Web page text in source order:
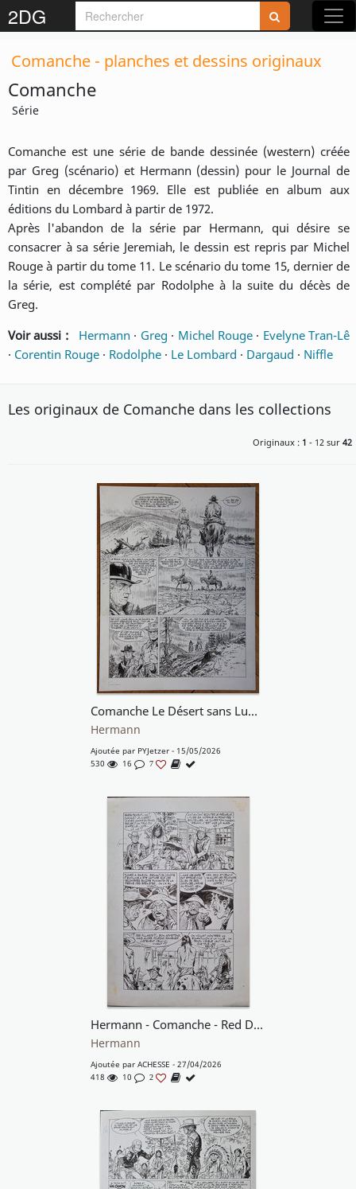
2DG
Comanche - planches et dessins originaux
Comanche
Série
Comanche est une série de bande dessinée (western) créée
par Greg (scénario) et Hermann (dessin) pour le Journal de
Tintin en décembre 1969. Elle est publiée en album aux
éditions du Lombard à partir de 1972.
Après l'abandon de la série par Hermann, qui désire se
consacrer à sa série Jeremiah, le dessin est repris par Michel
Rouge à partir du tome 11. Le scénario du tome 15, dernier de
la série, est complété par Rodolphe à la suite du décès de
Greg.
Voir aussi :
Hermann · Greg · Michel Rouge· Evelyne Tran-Lê
· Corentin Rouge · Rodolphe · Le Lombard · Dargaud · Niffle
Les originaux de Comanche dans les collections
Originaux : 1 - 12 sur 42
Comanche Le Désert sans Lumière
Hermann
Ajoutée par PYJetzer - 15/05/2026
530
16 7
Hermann - Comanche - Red Dust Le prisonnier
Hermann
Ajoutée par ACHESSE - 27/04/2026
418
10 2